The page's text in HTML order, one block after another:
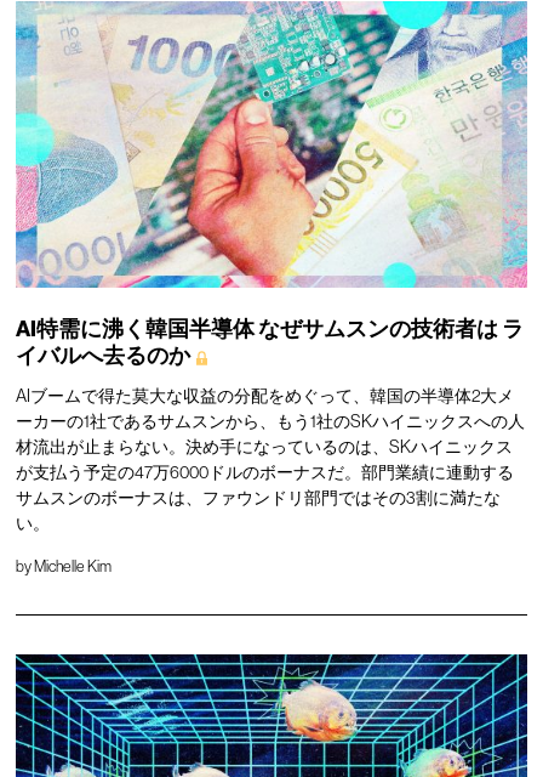
AI特需に沸く韓国半導体なぜサムスンの技術者は ラ
イバルへ去るのか
AIブームで得た莫大な収益の分配をめぐって、韓国の半導体2大メ
ーカーの1社であるサムスンから、もう1社のSKハイニックスへの人
材流出が止まらない。決め手になっているのは、SKハイニックス
が支払う予定の47万6000ドルのボーナスだ。部門業績に連動する
サムスンのボーナスは、ファウンドリ部門ではその3割に満たな
い。
by Michelle Kim